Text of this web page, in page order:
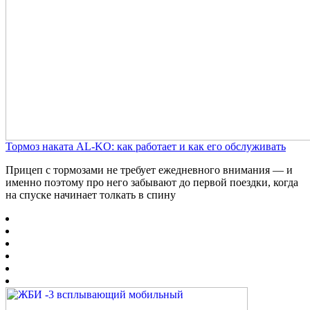
Тормоз наката AL-KO: как работает и как его обслуживать
Прицеп с тормозами не требует ежедневного внимания — и
именно поэтому про него забывают до первой поездки, когда
на спуске начинает толкать в спину